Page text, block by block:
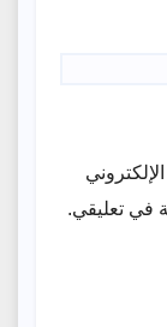
في تعليقي.